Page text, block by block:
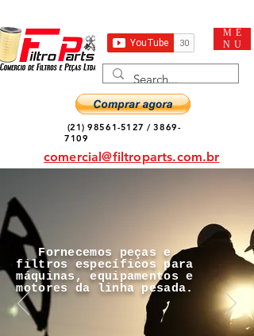
ME
NU
(21) 98561-5127 /3869-
7109
comercial@filtroparts.com.br
Fornecemos peças e
filtros específicos para
máquinas, equipamentos e
motores da linha pesada.